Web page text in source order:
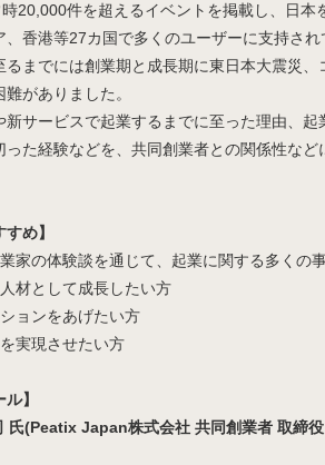
20,000件を超えるイベントを掲載し、日本
、香港等27カ国で多くのユーザーに支持さ
るまでには創業期と成長期に東日本大震災
がありました。
新サービスで起業するまでに至った理由、
った経験などを、共同創業者との関係性な
め】
家の体験談を通じて、起業に関する多くの
材として成長したい方
ョンをあげたい方
実現させたい方
】
氏(Peatix Japan株式会社 共同創業者 取締